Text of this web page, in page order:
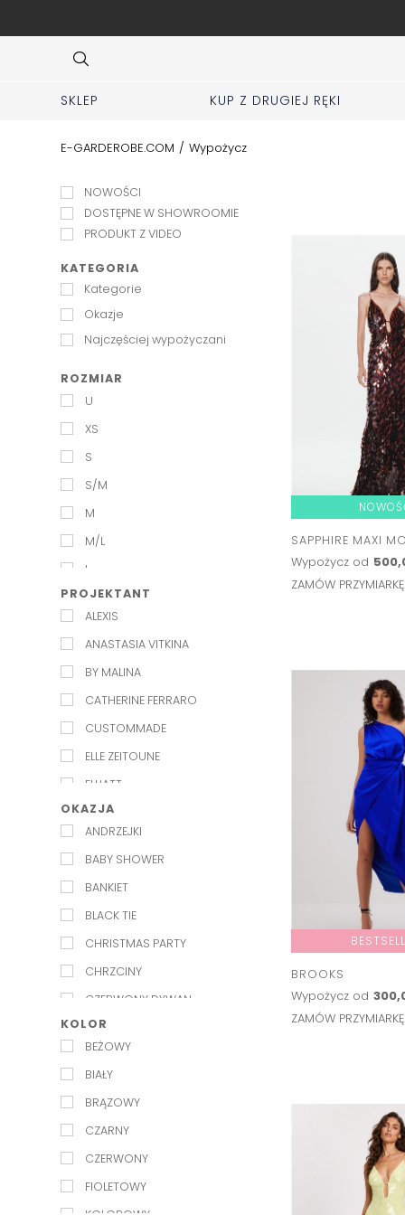
SKLEP KUP Z DRUGIEJ RĘKI
E-GARDEROBE.COM / Wypożycz
NOWOŚCI
DOSTĘPNE W SHOWROOMIE
PRODUKT Z VIDEO
KATEGORIA
Kategorie
Okazje
Najczęściej wypożyczani
ROZMIAR
U
XS
S
S/M
M
M/L
L
XL
PROJEKTANT
ALEXIS
ANASTASIA VITKINA
BY MALINA
CATHERINE FERRARO
CUSTOMMADE
ELLE ZEITOUNE
ELLIATT
EXQUISE
INDEX JAPAN
JENESEQUA
KAROLINA NAJI
KEEPSAKE
KELLY&KATIE
L'IDEE
OKAZJA
ANDRZEJKI
BABY SHOWER
BANKIET
BLACK TIE
CHRISTMAS PARTY
CHRZCINY
CZERWONY DYWAN
FORMALNIE
GALA
GARDEN PARTY
IMIENINY
IMPREZA
IMPREZA LETNIA
IMPREZA W PLENERZE
KOLOR
BEŻOWY
BIAŁY
BRĄZOWY
CZARNY
CZERWONY
FIOLETOWY
SAPPHIRE MAXI
Wypożycz od
ZAMÓW PRZYMIARKĘ
BROOKS
Wypożycz od
ZAMÓW PRZYMIARKĘ